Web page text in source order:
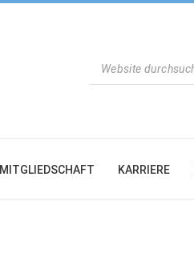
MITGLIEDSCHAFT KARRIERE